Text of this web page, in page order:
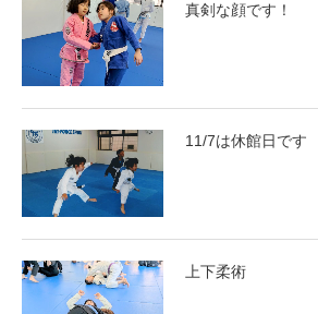
真剣な顔です！
11/7は休館日です
上下柔術